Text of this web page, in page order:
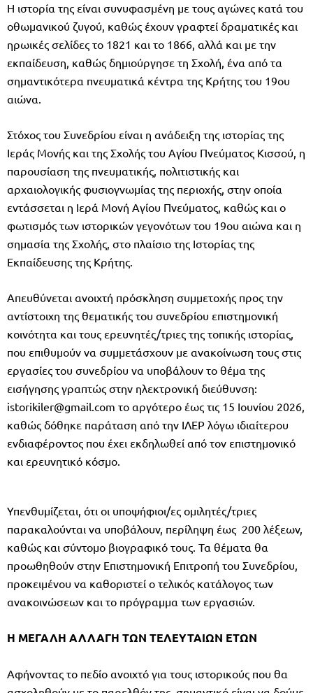
Η ιστορία της είναι συνυφασμένη με τους αγώνες κατά του
οθωμανικού ζυγού, καθώς έχουν γραφτεί δραματικές και
ηρωικές σελίδες το 1821 και το 1866, αλλά και με την
εκπαίδευση, καθώς δημιούργησε τη Σχολή, ένα από τα
σημαντικότερα πνευματικά κέντρα της Κρήτης του 19ου
αιώνα.
Στόχος του Συνεδρίου είναι η ανάδειξη της ιστορίας της
Ιεράς Μονής και της Σχολής του Αγίου Πνεύματος Κισσού, η
παρουσίαση της πνευματικής, πολιτιστικής και
αρχαιολογικής φυσιογνωμίας της περιοχής, στην οποία
εντάσσεται η Ιερά Μονή Αγίου Πνεύματος, καθώς και ο
φωτισμός των ιστορικών γεγονότων του 19ου αιώνα και η
σημασία της Σχολής, στο πλαίσιο της Ιστορίας της
Εκπαίδευσης της Κρήτης.
Απευθύνεται ανοιχτή πρόσκληση συμμετοχής προς την
αντίστοιχη της θεματικής του συνεδρίου επιστημονική
κοινότητα και τους ερευνητές/τριες της τοπικής ιστορίας,
που επιθυμούν να συμμετάσχουν με ανακοίνωση τους στις
εργασίες του συνεδρίου να υποβάλουν το θέμα της
εισήγησης γραπτώς στην ηλεκτρονική διεύθυνση:
istorikiler@gmail.com το αργότερο έως τις 15 Ιουνίου 2026,
καθώς δόθηκε παράταση από την ΙΛΕΡ λόγω ιδιαίτερου
ενδιαφέροντος που έχει εκδηλωθεί από τον επιστημονικό
και ερευνητικό κόσμο.
Υπενθυμίζεται, ότι οι υποψήφιοι/ες ομιλητές/τριες
παρακαλούνται να υποβάλουν, περίληψη έως 200 λέξεων,
καθώς και σύντομο βιογραφικό τους. Τα θέματα θα
προωθηθούν στην Επιστημονική Επιτροπή του Συνεδρίου,
προκειμένου να καθοριστεί ο τελικός κατάλογος των
ανακοινώσεων και το πρόγραμμα των εργασιών.
Η ΜΕΓΑΛΗ ΑΛΛΑΓΗ ΤΩΝ ΤΕΛΕΥΤΑΙΩΝ ΕΤΩΝ
Αφήνοντας το πεδίο ανοιχτό για τους ιστορικούς που θα